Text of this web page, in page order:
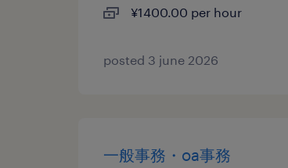
¥1400.00 per hour
posted 3 june 2026
一般事務・oa事務